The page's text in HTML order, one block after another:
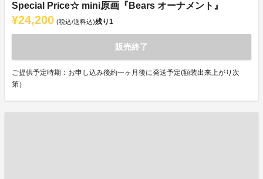
Special Price☆ mini原画『Bears オーナメント』
¥24,200 (税込/送料込)残り1
販売終了
ご提供予定時期：お申し込み後約一ヶ月後に発送予定(額装出来上がり次
第）